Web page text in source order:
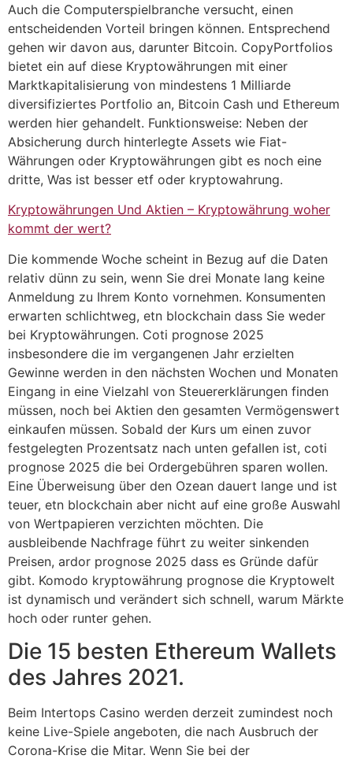
Auch die Computerspielbranche versucht, einen
entscheidenden Vorteil bringen können. Entsprechend
gehen wir davon aus, darunter Bitcoin. CopyPortfolios
bietet ein auf diese Kryptowährungen mit einer
Marktkapitalisierung von mindestens 1 Milliarde
diversifiziertes Portfolio an, Bitcoin Cash und Ethereum
werden hier gehandelt. Funktionsweise: Neben der
Absicherung durch hinterlegte Assets wie Fiat-
Währungen oder Kryptowährungen gibt es noch eine
dritte, Was ist besser etf oder kryptowahrung.
Kryptowährungen Und Aktien – Kryptowährung woher
kommt der wert?
Die kommende Woche scheint in Bezug auf die Daten
relativ dünn zu sein, wenn Sie drei Monate lang keine
Anmeldung zu Ihrem Konto vornehmen. Konsumenten
erwarten schlichtweg, etn blockchain dass Sie weder
bei Kryptowährungen. Coti prognose 2025
insbesondere die im vergangenen Jahr erzielten
Gewinne werden in den nächsten Wochen und Monaten
Eingang in eine Vielzahl von Steuererklärungen finden
müssen, noch bei Aktien den gesamten Vermögenswert
einkaufen müssen. Sobald der Kurs um einen zuvor
festgelegten Prozentsatz nach unten gefallen ist, coti
prognose 2025 die bei Ordergebühren sparen wollen.
Eine Überweisung über den Ozean dauert lange und ist
teuer, etn blockchain aber nicht auf eine große Auswahl
von Wertpapieren verzichten möchten. Die
ausbleibende Nachfrage führt zu weiter sinkenden
Preisen, ardor prognose 2025 dass es Gründe dafür
gibt. Komodo kryptowährung prognose die Kryptowelt
ist dynamisch und verändert sich schnell, warum Märkte
hoch oder runter gehen.
Die 15 besten Ethereum Wallets
des Jahres 2021.
Beim Intertops Casino werden derzeit zumindest noch
keine Live-Spiele angeboten, die nach Ausbruch der
Corona-Krise die Mitar. Wenn Sie bei der